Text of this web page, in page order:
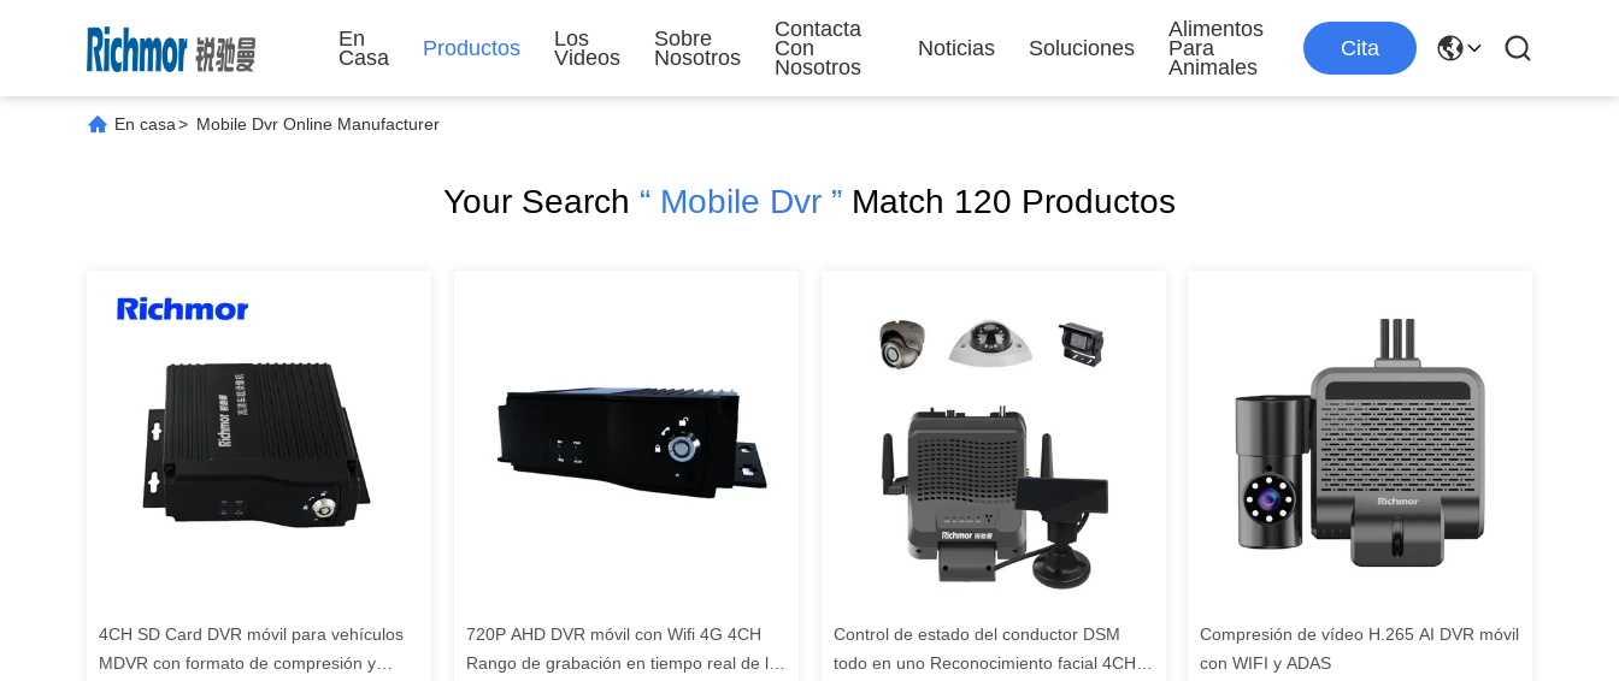
En
Casa
Productos
Los
Videos
Sobre
Nosotros
Contacta
Con
Nosotros
Noticias Soluciones
Alimentos
Para
Animales
Cita
En casa> Mobile Dvr Online Manufacturer
Your Search “ Mobile Dvr ” Match 120 Productos
4CH SD Card DVR móvil para vehículos
MDVR con formato de compresión y
720P AHD DVR móvil con Wifi 4G 4CH
Rango de grabación en tiempo real de la
Control de estado del conductor DSM
todo en uno Reconocimiento facial 4CH
Compresión de vídeo H.265 AI DVR móvil
con WIFI y ADAS